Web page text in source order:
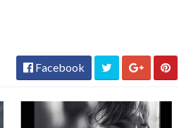
Facebook